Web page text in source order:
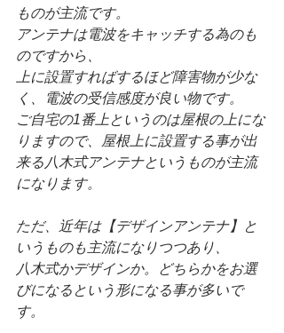
ものが主流です。
アンテナは電波をキャッチする為のも
のですから、
上に設置すればするほど障害物が少な
く、電波の受信感度が良い物です。
ご自宅の1番上というのは屋根の上にな
りますので、屋根上に設置する事が出
来る八木式アンテナというものが主流
になります。
ただ、近年は【デザインアンテナ】と
いうものも主流になりつつあり、
八木式かデザインか。どちらかをお選
びになるという形になる事が多いで
す。